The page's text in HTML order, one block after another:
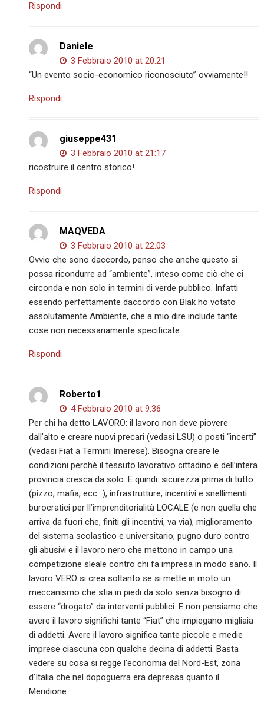
Rispondi
Daniele
3 Febbraio 2010 at 20:21
“Un evento socio-economico riconosciuto” ovviamente!!
Rispondi
giuseppe431
3 Febbraio 2010 at 21:17
ricostruire il centro storico!
Rispondi
MAQVEDA
3 Febbraio 2010 at 22:03
Ovvio che sono daccordo, penso che anche questo si
possa ricondurre ad “ambiente”, inteso come ciò che ci
circonda e non solo in termini di verde pubblico. Infatti
essendo perfettamente daccordo con Blak ho votato
assolutamente Ambiente, che a mio dire include tante
cose non necessariamente specificate.
Rispondi
Roberto1
4 Febbraio 2010 at 9:36
Per chi ha detto LAVORO: il lavoro non deve piovere
dall’alto e creare nuovi precari (vedasi LSU) o posti “incerti”
(vedasi Fiat a Termini Imerese). Bisogna creare le
condizioni perchè il tessuto lavorativo cittadino e dell’intera
provincia cresca da solo. E quindi: sicurezza prima di tutto
(pizzo, mafia, ecc…), infrastrutture, incentivi e snellimenti
burocratici per ll’imprenditorialità LOCALE (e non quella che
arriva da fuori che, finiti gli incentivi, va via), miglioramento
del sistema scolastico e universitario, pugno duro contro
gli abusivi e il lavoro nero che mettono in campo una
competizione sleale contro chi fa impresa in modo sano. Il
lavoro VERO si crea soltanto se si mette in moto un
meccanismo che stia in piedi da solo senza bisogno di
essere “drogato” da interventi pubblici. E non pensiamo che
avere il lavoro significhi tante “Fiat” che impiegano migliaia
di addetti. Avere il lavoro significa tante piccole e medie
imprese ciascuna con qualche decina di addetti. Basta
vedere su cosa si regge l’economia del Nord-Est, zona
d’Italia che nel dopoguerra era depressa quanto il
Meridione.